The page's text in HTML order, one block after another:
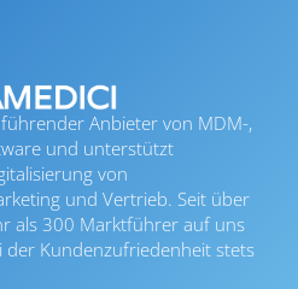
Anbieter von MDM-,
und unterstützt
von
und Vertrieb. Seit über
als 300 Marktführer auf uns
der Kundenzufriedenheit stets